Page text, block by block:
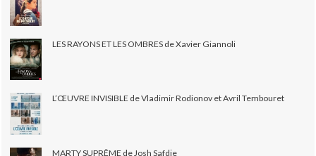
LES RAYONS ET LES OMBRES de Xavier Giannoli
L’ŒUVRE INVISIBLE de Vladimir Rodionov et Avril Tembouret
MARTY SUPRÊME de Josh Safdie